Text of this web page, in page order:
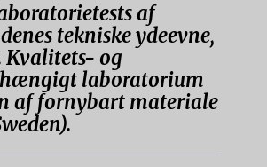
af
tekniske ydeevne,
Kvalitets- og
laboratorium
af fornybart materiale